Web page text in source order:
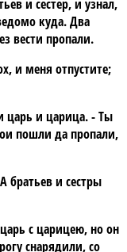
и сестер, и узнал,
куда. Два
вести пропали.
и меня отпустите;
царь и царица. - Ты
пошли да пропали,
братьев и сестры
с царицею, но он
снарядили, со